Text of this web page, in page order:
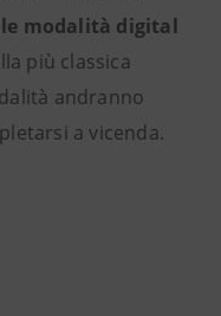
le modalità digital
più classica
andranno
a vicenda.